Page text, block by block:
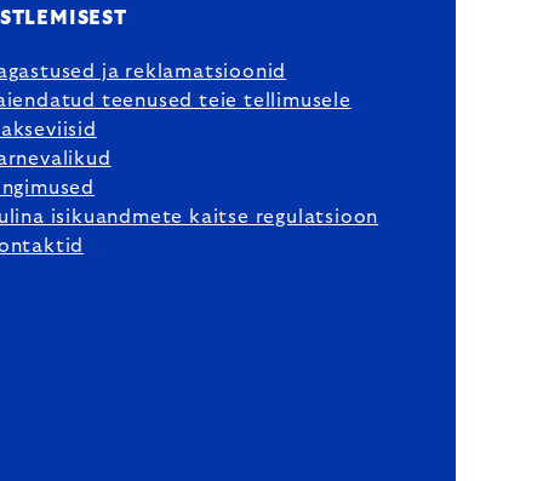
ja reklamatsioonid
teenused teie tellimusele
isikuandmete kaitse regulatsioon